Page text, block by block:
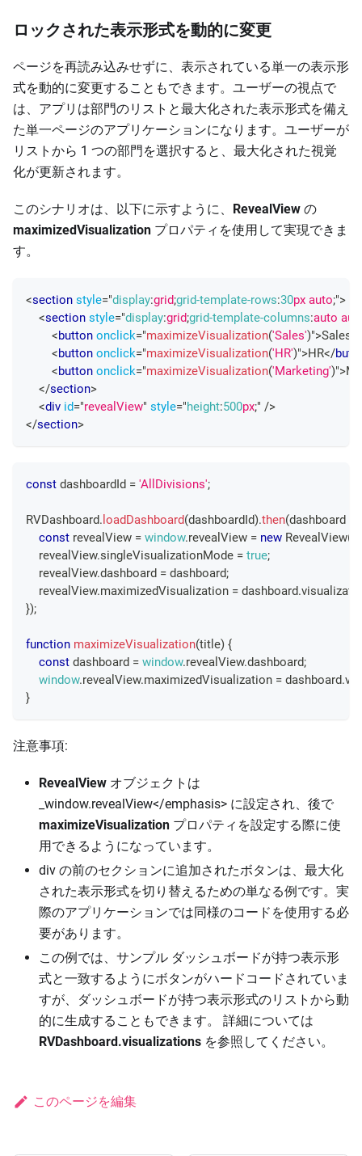
ロックされた表示形式を動的に変更
ページを再読み込みせずに、表示されている単一の表示形
式を動的に変更することもできます。ユーザーの視点で
は、アプリは部門のリストと最大化された表示形式を備え
た単一ページのアプリケーションになります。ユーザーが
リストから 1 つの部門を選択すると、最大化された視覚
化が更新されます。
このシナリオは、以下に示すように、 RevealView の
maximizedVisualization プロパティを使用して実現できま
す。
<section style="display:grid;grid-template-rows:30px auto;">
<section style="display:grid;grid-template-columns:auto
<button onclick="maximizeVisualization('Sales')">Sales
<button onclick="maximizeVisualization('HR')">HR</
<button onclick="maximizeVisualization('Marketing')">
</section>
<div id="revealView" style="height:500px;" />
</section>
const dashboardId = 'AllDivisions';
RVDashboard. loadDashboard(dashboardId).then(dashboard
const revealView = window.revealView = new RevealView(
    revealView
.singleVisualizationMode = true;
    revealView
.dashboard = dashboard;
    revealView
.maximizedVisualization = dashboard.
});
function maximizeVisualization(title) {
const dashboard = window.revealView.dashboard;
window.revealView.maximizedVisualization = dashboard.
}
注意事項:
RevealView オブジェクトは
_window.revealView</emphasis> に設定され、後で
maximizeVisualization プロパティを設定する際に使
用できるようになっています。
div の前のセクションに追加されたボタンは、最大化
された表示形式を切り替えるための単なる例です。実
際のアプリケーションでは同様のコードを使用する必
要があります。
この例では、サンプル ダッシュボードが持つ表示形
式と一致するようにボタンがハードコードされていま
すが、ダッシュボードが持つ表示形式のリストから動
的に生成することもできます。 詳細については
RVDashboard.visualizations を参照してください。
このページを編集